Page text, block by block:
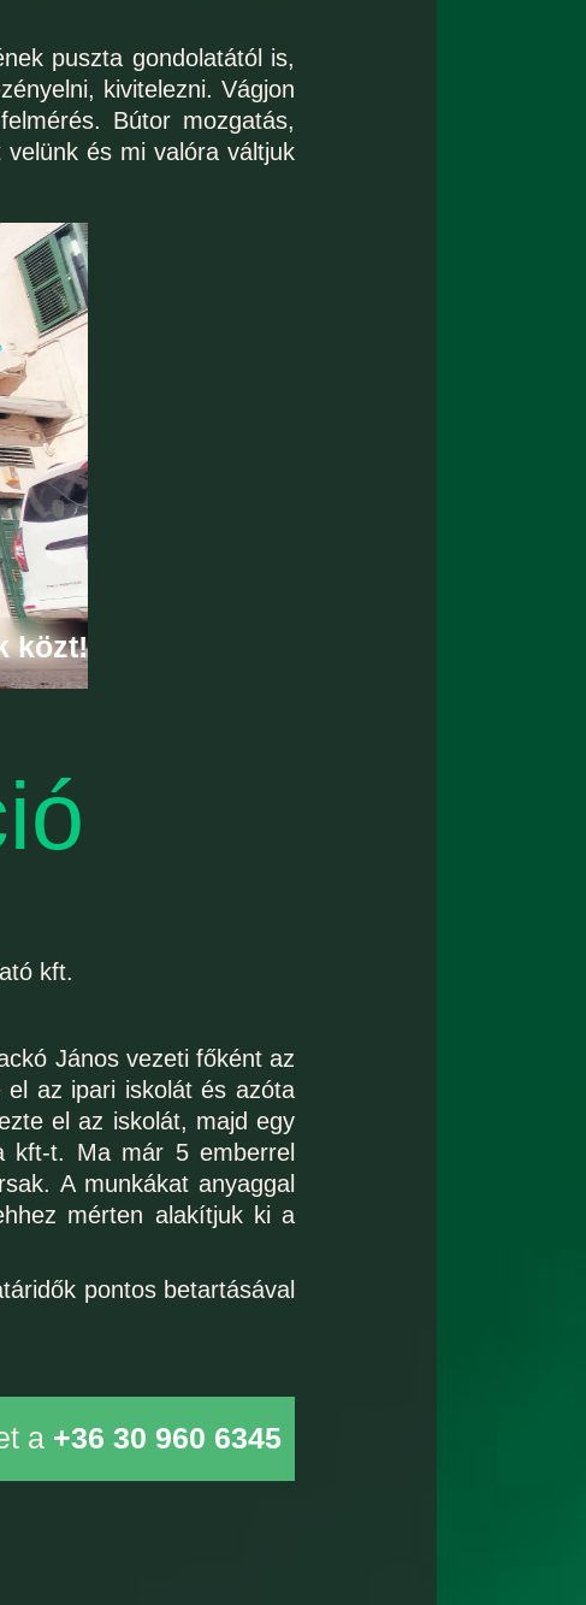
puszta gondolatától is,
kivitelezni. Vágjon
Bútor mozgatás,
és mi valóra váltjuk
közt!
kft.
János vezeti főként az
az ipari iskolát és azóta
el az iskolát, majd egy
kft-t. Ma már 5 emberrel
A munkákat anyaggal
mérten alakítjuk ki a
pontos betartásával
a +36 30 960 6345